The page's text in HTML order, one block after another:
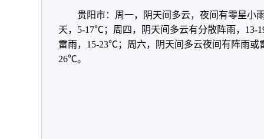
贵阳市：周一，阴天间多云，夜间有零星小
天，5-17℃；周四，阴天间多云有分散阵雨，
雷雨，15-23℃；周六，阴天间多云夜间有阵雨或
26℃。